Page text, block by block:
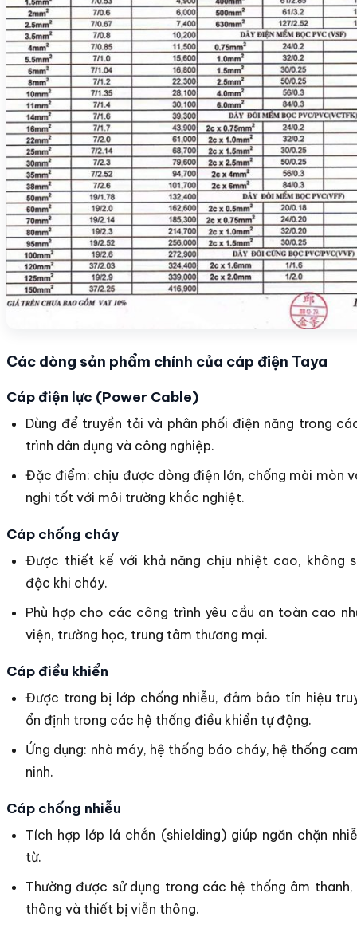
Các dòng sản phẩm chính của cáp điện Taya
Cáp điện lực (Power Cable)
Dùng để truyền tải và phân phối điện năng trong
trình dân dụng và công nghiệp.
Đặc điểm: chịu được dòng điện lớn, chống mài mòn
nghi tốt với môi trường khắc nghiệt.
Cáp chống cháy
Được thiết kế với khả năng chịu nhiệt cao, không
độc khi cháy.
Phù hợp cho các công trình yêu cầu an toàn cao
viện, trường học, trung tâm thương mại.
Cáp điều khiển
Được trang bị lớp chống nhiễu, đảm bảo tín hiệu
ổn định trong các hệ thống điều khiển tự động.
Ứng dụng: nhà máy, hệ thống báo cháy, hệ thống
ninh.
Cáp chống nhiễu
Tích hợp lớp lá chắn (shielding) giúp ngăn chặn
từ.
Thường được sử dụng trong các hệ thống âm thanh,
thông và thiết bị viễn thông.